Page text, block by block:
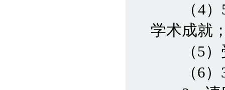
（4）
学术成就
（5）受
（6）3